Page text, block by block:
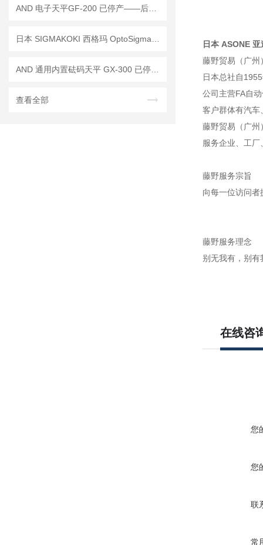
查看全部
日本 ASONE
藤野贸易（广州
日本总社自
公司主营FA自
客户群体有汽车
藤野贸易（广州
服务企业、工
藤野服务宗旨
向每一位访问
藤野服务理念
别无我有，别
在线咨
您
您
联
常